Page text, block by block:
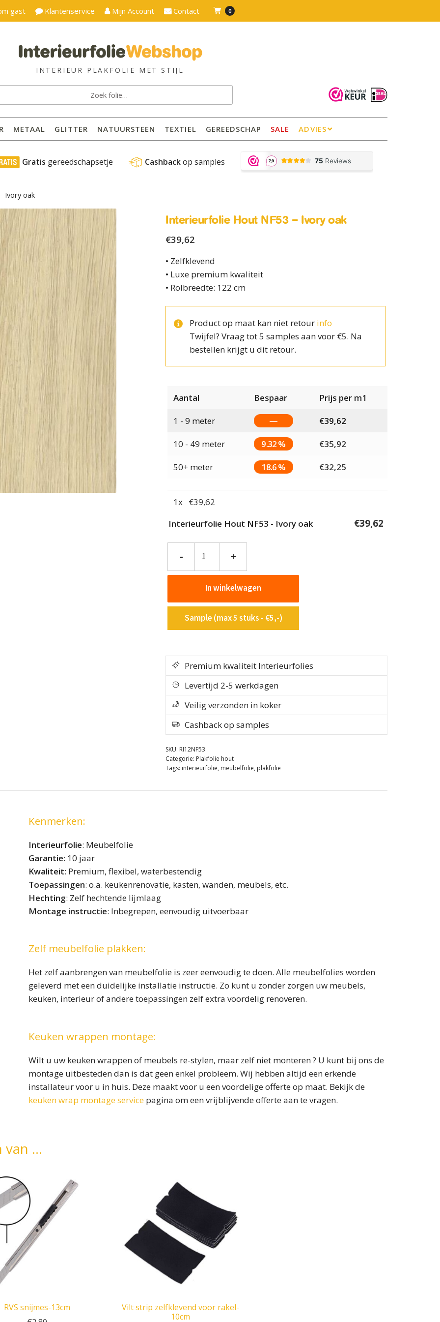
gast Klantenservice Mijn Account Contact 0
METAAL GLITTER NATUURSTEEN TEXTIEL GEREEDSCHAP SALE ADVIES
Gratis gereedschapsetje Cashback op samples
Ivory oak
Interieurfolie Hout NF53 – Ivory oak
€39,62
• Zelfklevend
• Luxe premium kwaliteit
• Rolbreedte: 122 cm
Product op maat kan niet retour info
Twijfel? Vraag tot 5 samples aan voor €5. Na
bestellen krijgt u dit retour.
Aantal Bespaar Prijs per m1
1 - 9 meter — €39,62
10 - 49 meter 9.32 % €35,92
50+ meter 18.6 % €32,25
1x €39,62
Interieurfolie Hout NF53 - Ivory oak
€39,62
-
NF53
Ivory
aantal
+
In winkelwagen
Sample (max 5 stuks - €5,-)
Premium kwaliteit Interieurfolies
Levertijd 2-5 werkdagen
Veilig verzonden in koker
Cashback op samples
SKU: RI12NF53
Categorie: Plakfolie hout
Tags: interieurfolie, meubelfolie, plakfolie
Kenmerken:
Interieurfolie: Meubelfolie
Garantie: 10 jaar
Kwaliteit: Premium, flexibel, waterbestendig
Toepassingen: o.a. keukenrenovatie, kasten, wanden, meubels, etc.
Hechting: Zelf hechtende lijmlaag
Montage instructie: Inbegrepen, eenvoudig uitvoerbaar
Zelf meubelfolie plakken:
Het zelf aanbrengen van meubelfolie is zeer eenvoudig te doen. Alle meubelfolies worden
geleverd met een duidelijke installatie instructie. Zo kunt u zonder zorgen uw meubels,
keuken, interieur of andere toepassingen zelf extra voordelig renoveren.
Keuken wrappen montage:
Wilt u uw keuken wrappen of meubels re-stylen, maar zelf niet monteren ? U kunt bij ons de
montage uitbesteden dan is dat geen enkel probleem. Wij hebben altijd een erkende
installateur voor u in huis. Deze maakt voor u een voordelige offerte op maat. Bekijk de
keuken wrap montage servicepagina om een vrijblijvende offerte aan te vragen.
van …
RVS snijmes-13cm
Vilt strip zelfklevend voor rakel-
10cm